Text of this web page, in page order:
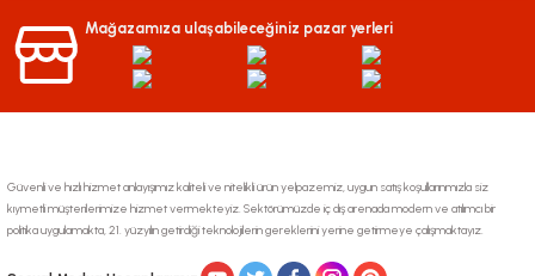
Ürün fiyatı diğer sitelerden daha pahalı.
Bu ürüne benzer farklı alternatifler olmalı.
Gönder
Mağazamıza ulaşabileceğiniz pazar yerleri
Güvenli ve hızlı hizmet anlayışımız kaliteli ve nitelikli ürün yelpazemiz, uygun satış koşullarınmızla siz
kıymetli müşterilerimize hizmet vermekteyiz. Sektörümüzde iç dış arenada modern ve atılımcı bir
politika uygulamakta, 21. yüzyılın getirdiği teknolojilerin gereklerini yerine getirmeye çalışmaktayız.